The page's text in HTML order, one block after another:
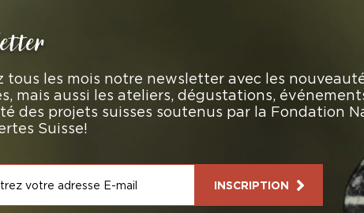
tous les mois notre newsletter avec les
mais aussi les ateliers, dégustations,
des projets suisses soutenus par la Fondation
Suisse!
INSCRIPTION